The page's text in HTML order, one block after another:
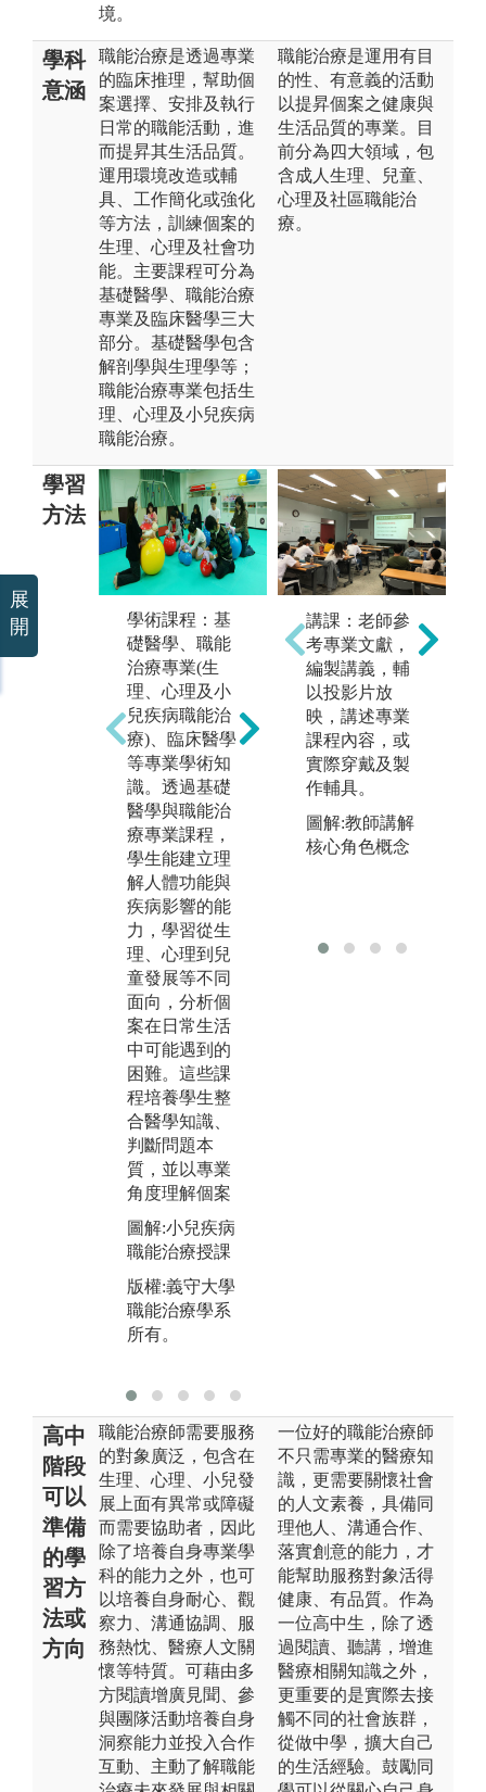
境。
學科
意涵
職能治療是透過專業
的臨床推理，幫助個
案選擇、安排及執行
日常的職能活動，進
而提昇其生活品質。
運用環境改造或輔
具、工作簡化或強化
等方法，訓練個案的
生理、心理及社會功
能。主要課程可分為
基礎醫學、職能治療
專業及臨床醫學三大
部分。基礎醫學包含
解剖學與生理學等；
職能治療專業包括生
理、心理及小兒疾病
職能治療。
職能治療是運用有目
的性、有意義的活動
以提昇個案之健康與
生活品質的專業。目
前分為四大領域，包
含成人生理、兒童、
心理及社區職能治
療。
學習
方法
學術課程：基
礎醫學、職能
治療專業(生
理、心理及小
兒疾病職能治
療)、臨床醫學
等專業學術知
識。透過基礎
醫學與職能治
療專業課程，
學生能建立理
解人體功能與
疾病影響的能
力，學習從生
理、心理到兒
童發展等不同
面向，分析個
案在日常生活
中可能遇到的
困難。這些課
程培養學生整
合醫學知識、
判斷問題本
質，並以專業
角度理解個案
圖解:小兒疾病
職能治療授課
版權:義守大學
職能治療學系
所有。
實務課程-實驗
課程：內容包
含實驗設計、
操作、分析等
相關課程。透
過實驗課程，
學生將學習如
何提出問題、
設計實驗、實
際操作與分析
結果，培養科
察、精準操作
講課：老師參
考專業文獻，
編製講義，輔
以投影片放
映，講述專業
課程內容，或
實際穿戴及製
作輔具。
圖解:教師講解
核心角色概念
高中
階段
可以
準備
的學
習方
法或
方向
職能治療師需要服務
的對象廣泛，包含在
生理、心理、小兒發
展上面有異常或障礙
而需要協助者，因此
除了培養自身專業學
科的能力之外，也可
以培養自身耐心、觀
察力、溝通協調、服
務熱忱、醫療人文關
懷等特質。可藉由多
方閱讀增廣見聞、參
與團隊活動培養自身
洞察能力並投入合作
互動、主動了解職能
一位好的職能治療師
不只需專業的醫療知
識，更需要關懷社會
的人文素養，具備同
理他人、溝通合作、
落實創意的能力，才
能幫助服務對象活得
健康、有品質。作為
一位高中生，除了透
過閱讀、聽講，增進
醫療相關知識之外，
更重要的是實際去接
觸不同的社會族群，
從做中學，擴大自己
的生活經驗。鼓勵同
展
開